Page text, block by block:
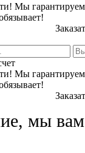
Мы
Мы
мы вам